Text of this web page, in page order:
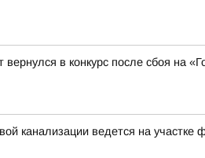
вернулся в конкурс после сбоя на
канализации ведется на